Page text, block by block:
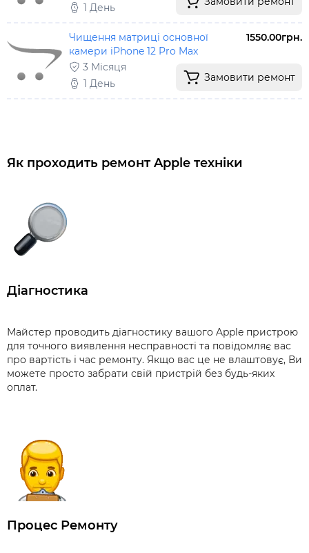
1 День
Чищення матриці основної
камери iPhone 12 Pro Max
3 Місяця
1550.00грн.
1 День Замовити ремонт
Як проходить ремонт Apple техніки
Діагностика
Майстер проводить діагностику вашого Apple пристрою
для точного виявлення несправності та повідомляє вас
про вартість і час ремонту. Якщо вас це не влаштовує, Ви
можете просто забрати свій пристрій без будь-яких
оплат.
Процес Ремонту